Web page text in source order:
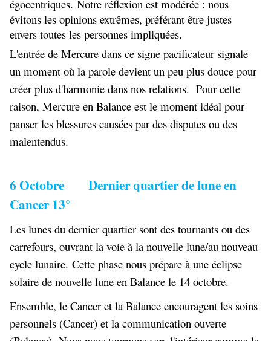
égocentriques. Notre réflexion est modérée : nous
évitons les opinions extrêmes, préférant être justes
envers toutes les personnes impliquées.
L'entrée de Mercure dans ce signe pacificateur signale
un moment où la parole devient un peu plus douce pour
créer plus d'harmonie dans nos relations. Pour cette
raison, Mercure en Balance est le moment idéal pour
panser les blessures causées par des disputes ou des
malentendus.
6 Octobre Dernier quartier de lune en
Cancer 13°
Les lunes du dernier quartier sont des tournants ou des
carrefours, ouvrant la voie à la nouvelle lune/au nouveau
cycle lunaire. Cette phase nous prépare à une éclipse
solaire de nouvelle lune en Balance le 14 octobre.
Ensemble, le Cancer et la Balance encouragent les soins
personnels (Cancer) et la communication ouverte